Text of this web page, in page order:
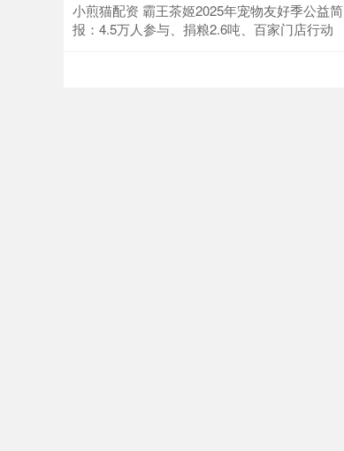
小煎猫配资 霸王茶姬2025年宠物友好季公益简
报：4.5万人参与、捐粮2.6吨、百家门店行动